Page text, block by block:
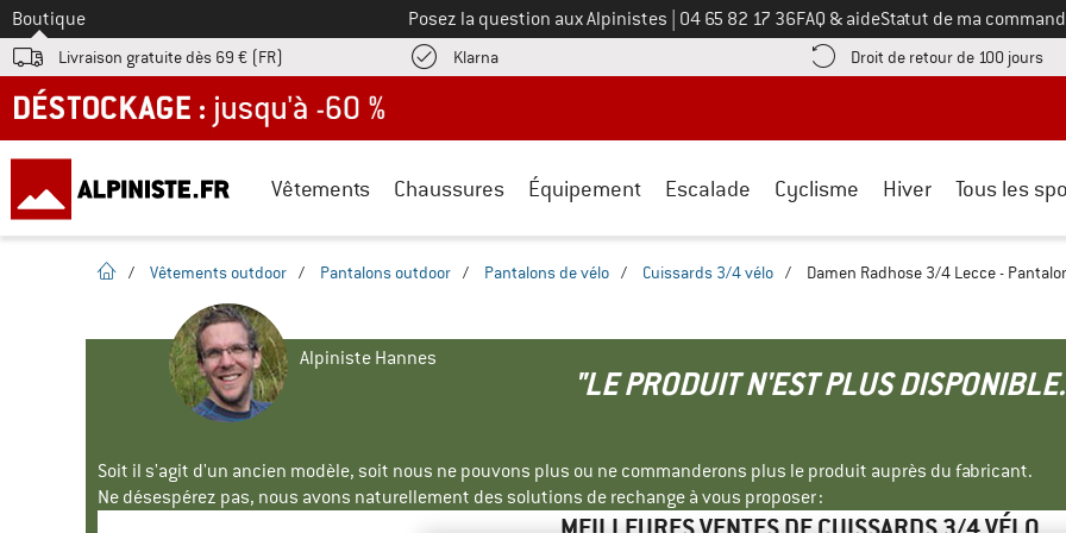
Vers le
Boutique Posez la question aux Alpinistes Appelez-nous au
04 65 82 17 36FAQ & aideStatut de ma
Livraison gratuite dès 69 € (FR) KlarnaTrouve les informations de paiement ici ! Ouvre une boîte d'information
Droit de retour de 100 jours
DÉSTOCKAGE : jusqu'à -60 %
Vêtements Chaussures Équipement Escalade Cyclisme Hiver Tous les
Page d'accueil
/ Vêtements outdoor / Pantalons outdoor / Pantalons de vélo / Cuissards 3/4 vélo / Damen Radhose 3/4 Lecce -
Alpiniste Hannes
"LE PRODUIT N'EST PLUS
Soit il s'agit d'un ancien modèle, soit nous ne pouvons plus ou ne commanderons plus le produit auprès du fabricant.
Ne désespérez pas, nous avons naturellement des solutions de rechange à vous proposer :